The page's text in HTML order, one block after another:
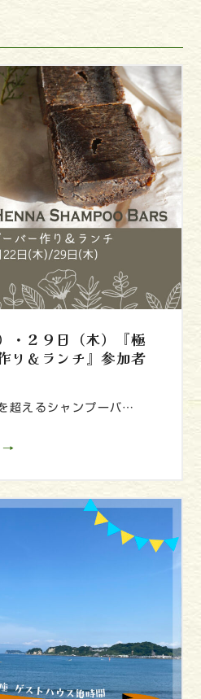
・２９日（木）『極
り＆ランチ』参加者
超えるシャンプーバ…
→